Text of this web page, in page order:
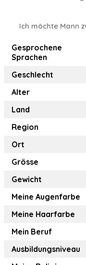
Ich möchte Mann
Gesprochene
Sprachen
Geschlecht
Alter
Land
Region
Ort
Grösse
Gewicht
Meine Augenfarbe
Meine Haarfarbe
Mein Beruf
Ausbildungsniveau